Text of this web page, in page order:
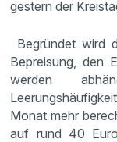
gestern der
Begründet wird
Bepreisung, den
werden
Monat mehr
auf rund 40